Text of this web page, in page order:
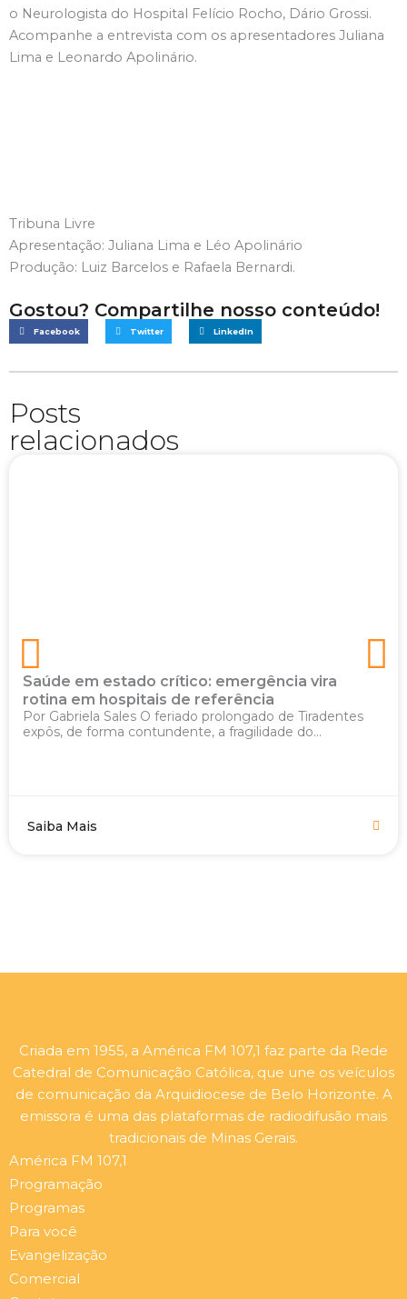
o Neurologista do Hospital Felício Rocho, Dário Grossi.
Acompanhe a entrevista com os apresentadores Juliana
Lima e Leonardo Apolinário.
Tribuna Livre
Apresentação: Juliana Lima e Léo Apolinário
Produção: Luiz Barcelos e Rafaela Bernardi.
Gostou? Compartilhe nosso conteúdo!
Facebook Twitter LinkedIn
Posts
relacionados
Saúde em estado crítico: emergência vira
rotina em hospitais de referência
Por Gabriela Sales O feriado prolongado de Tiradentes
expôs, de forma contundente, a fragilidade do...
Saiba Mais
Criada em 1955, a América FM 107,1 faz parte da Rede
Catedral de Comunicação Católica, que une os veículos
de comunicação da Arquidiocese de Belo Horizonte. A
emissora é uma das plataformas de radiodifusão mais
tradicionais de Minas Gerais.
América FM 107,1
Programação
Programas
Para você
Evangelização
Comercial